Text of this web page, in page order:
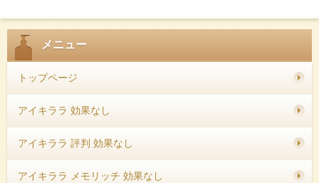
メニュー
トップページ
アイキララ 効果なし
アイキララ 評判 効果なし
アイキララ メモリッチ 効果なし